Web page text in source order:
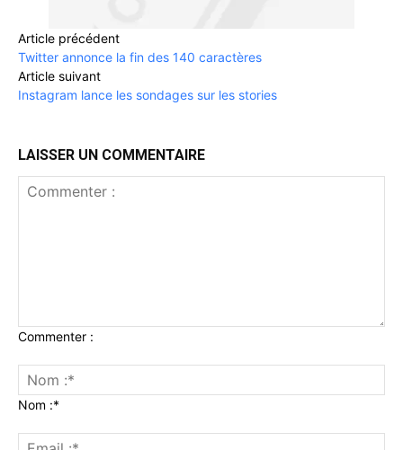
Article précédent
Twitter annonce la fin des 140 caractères
Article suivant
Instagram lance les sondages sur les stories
LAISSER UN COMMENTAIRE
Commenter :
Nom :*